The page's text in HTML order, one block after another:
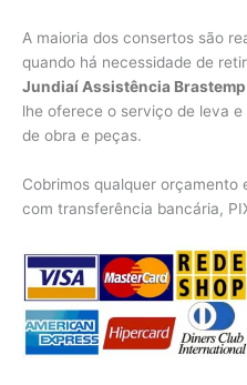
A maioria dos consertos são
quando há necessidade de
Jundiaí Assistência Brastemp
lhe oferece o serviço de leva
de obra e peças.
Cobrimos qualquer
com transferência bancária,